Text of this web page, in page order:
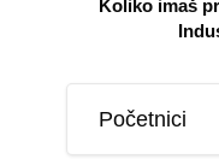
Koliko imaš
Početnici